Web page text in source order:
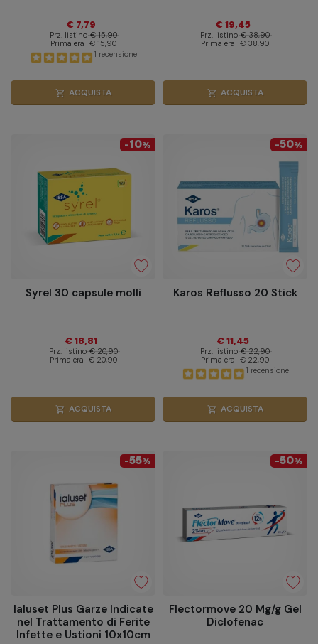
€ 7,79
Prz. listino € 15,90
Prima era € 15,90
1 recensione
shopping_cart ACQUISTA
€ 19,45
Prz. listino € 38,90
Prima era € 38,90
shopping_cart ACQUISTA
-10%
Syrel 30 capsule molli
€ 18,81
Prz. listino € 20,90
Prima era € 20,90
shopping_cart ACQUISTA
-50%
Karos Reflusso 20 Stick
€ 11,45
Prz. listino € 22,90
Prima era € 22,90
1 recensione
shopping_cart ACQUISTA
-55%
Ialuset Plus Garze Indicate
nel Trattamento di Ferite
Infette e Ustioni 10x10cm
-50%
Flectormove 20 Mg/g Gel
Diclofenac